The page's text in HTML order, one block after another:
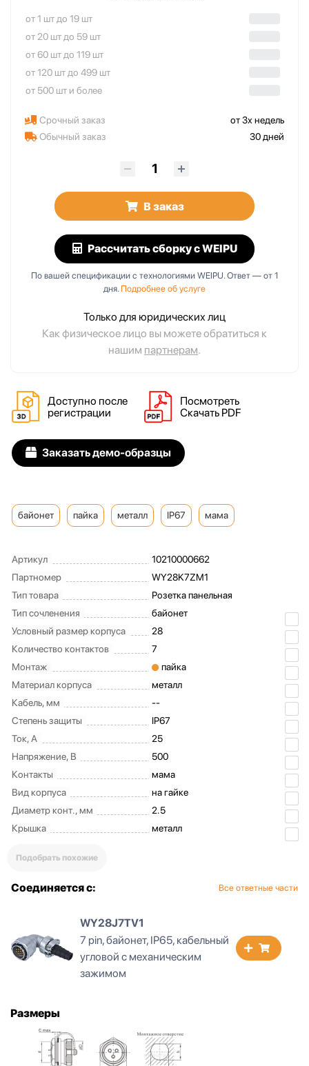
от 1 шт до 19 шт
от 20 шт до 59 шт
от 60 шт до 119 шт
от 120 шт до 499 шт
от 500 шт и более
Срочный заказ
от 3х недель
Обычный заказ
30 дней
В заказ
Рассчитать сборкус WEIPU
По вашей спецификации с технологиями WEIPU. Ответ — от 1
дня. Подробнее об услуге
Только для юридических лиц
Как физическое лицо вы можете обратиться к
нашим партнерам.
Доступно после
регистрации
Посмотреть
Скачать PDF
Заказать демо-образцы
байонет пайка металл IP67 мама
Артикул
10210000662
Партномер
WY28K7ZM1
Тип товара
Розетка панельная
Тип сочленения
байонет
Условный размер корпуса
28
Количество контактов
7
Монтаж
пайка
Материал корпуса
металл
Кабель, мм
--
Степень защиты
IP67
Ток, А
25
Напряжение, В
500
Контакты
мама
Вид корпуса
на гайке
Диаметр конт., мм
2.5
Крышка
металл
Подобрать похожие
Соединяется с: Все ответные части
WY28J7TV1
7 pin, байонет, IP65, кабельный
угловой с механическим
зажимом
Размеры